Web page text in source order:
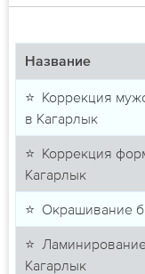
Название
⭐ Коррекция
в Кагарлык
⭐ Коррекция
Кагарлык
⭐ Окрашивание
⭐
Кагарлык